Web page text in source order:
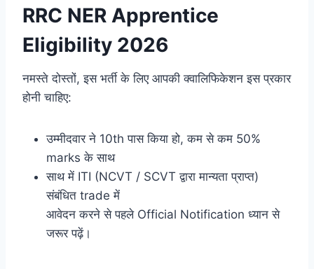
RRC NER Apprentice
Eligibility 2026
नमस्ते दोस्तों, इस भर्ती के लिए आपकी क्वालिफिकेशन इस प्रकार
होनी चाहिए:
उम्मीदवार ने 10th पास किया हो, कम से कम 50%
marks के साथ
साथ में ITI (NCVT / SCVT द्वारा मान्यता प्राप्त)
संबंधित trade में
आवेदन करने से पहले Official Notification ध्यान से
जरूर पढ़ें।